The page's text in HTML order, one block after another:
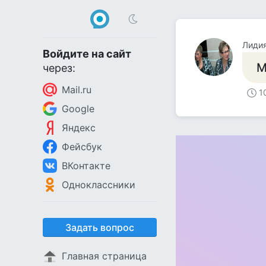
Войдите на сайт
через:
Mail.ru
Google
Яндекс
Фейсбук
ВКонтакте
Одноклассники
Задать вопрос
Главная страница